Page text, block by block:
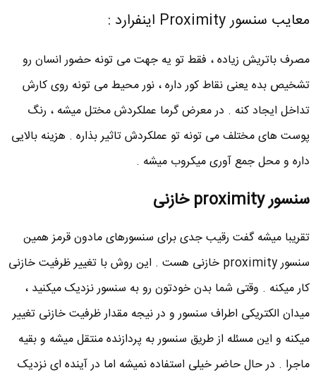
معایب سنسور Proximity اینفرارد :
مصرف باتریش زیاده ، فقط تو یه جهت می تونه حضور انسان رو
تشخیص بده یعنی نقاط کور داره ، نور محیط می تونه روی کارش
تداخل ایجاد کنه . در معرض گرما عملکردش مختل میشه ، رنگ
پوست های مختلف می تونه تو عملکردش تاثیر بذاره . هزینه بالایی
داره و محل جمع آوری میکروب میشه .
سنسور proximity خازنی
تقریبا میشه گفت رقیب جدی برای سنسورهای مادون قرمز همین
سنسور proximity خازنی هست . این روش با تغییر ظرفیت خازنی
کار میکنه . وقتی شما بدن خودتون رو به سنسور نزدیک میکنید ،
میدان الکتریکی اطراف سنسور و در نیجه مقدار ظرفیت خازنی تغییر
میکنه و این مسئله از طریق سنسور به پردازنده منتقل میشه و بقیه
ماجرا . در حال حاضر خیلی استفاده نمیشه اما در آینده ای نزدیک